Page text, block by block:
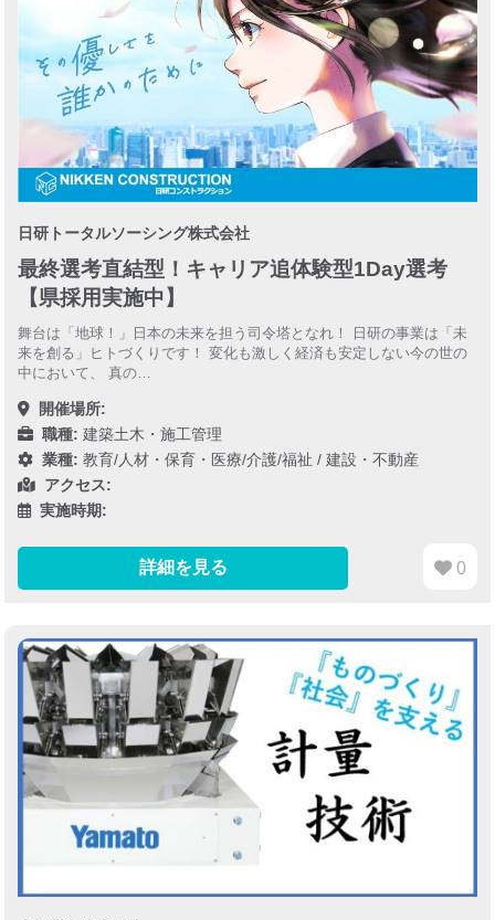
日研トータルソーシング株式会社
最終選考直結型！キャリア追体験型1Day選考
【県採用実施中】
舞台は「地球！」日本の未来を担う司令塔となれ！ 日研の事業は「未
来を創る」ヒトづくりです！ 変化も激しく経済も安定しない今の世の
中において、 真の…
開催場所:
職種: 建築土木・施工管理
業種: 教育/人材・保育・医療/介護/福祉 /建設・不動産
アクセス:
実施時期:
詳細を見る 0